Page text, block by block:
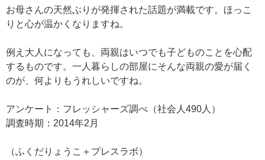
お母さんの天然ぶりが発揮された話題が満載です。ほっこ
りと心が温かくなりますね。
例え大人になっても、両親はいつでも子どものことを心配
するものです。一人暮らしの部屋にそんな両親の愛が届く
のが、何よりもうれしいですね。
アンケート：フレッシャーズ調べ（社会人490人）
調査時期：2014年2月
（ふくだりょうこ＋プレスラボ）